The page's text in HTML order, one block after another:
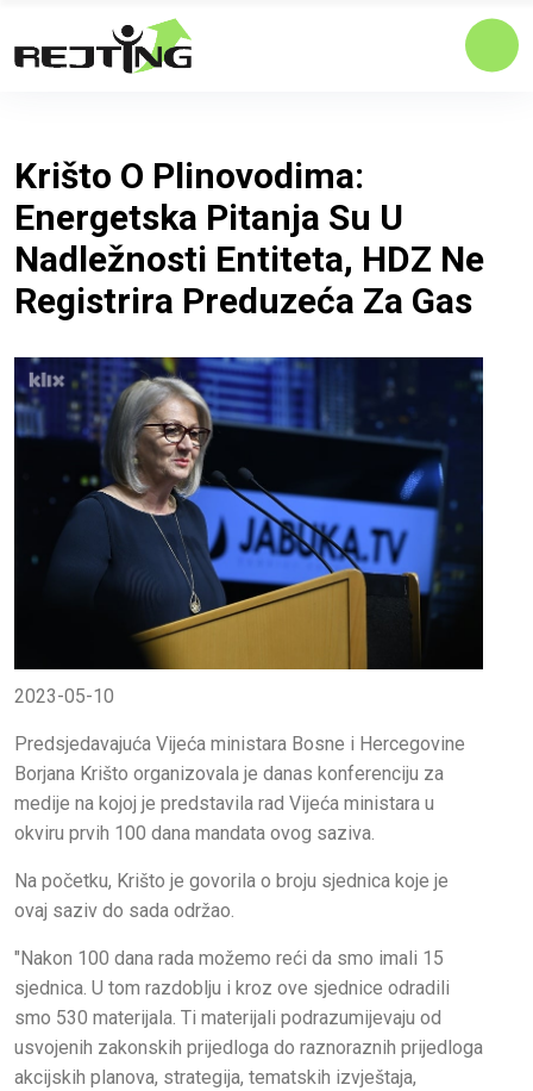
Krišto O Plinovodima:
Energetska Pitanja Su U
Nadležnosti Entiteta, HDZ Ne
Registrira Preduzeća Za Gas
2023-05-10
Predsjedavajuća Vijeća ministara Bosne i Hercegovine
Borjana Krišto organizovala je danas konferenciju za
medije na kojoj je predstavila rad Vijeća ministara u
okviru prvih 100 dana mandata ovog saziva.
Na početku, Krišto je govorila o broju sjednica koje je
ovaj saziv do sada održao.
"Nakon 100 dana rada možemo reći da smo imali 15
sjednica. U tom razdoblju i kroz ove sjednice odradili
smo 530 materijala. Ti materijali podrazumijevaju od
usvojenih zakonskih prijedloga do raznoraznih prijedloga
akcijskih planova, strategija, tematskih izvještaja,